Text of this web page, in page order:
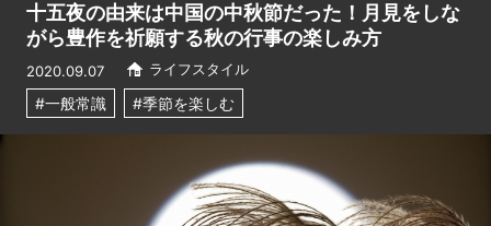
十五夜の由来は中国の中秋節だった！月見をしな
がら豊作を祈願する秋の行事の楽しみ方
2020.09.07 ライフスタイル
#一般常識 #季節を楽しむ